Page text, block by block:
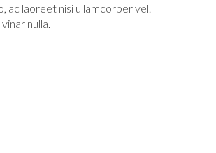
ac laoreet nisi ullamcorper vel.
nulla.